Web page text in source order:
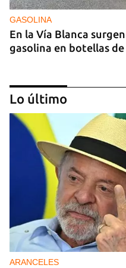
GASOLINA
En la Vía Blanca
gasolina en botellas
DONACIONES
China entrega otros
para zonas rurales de
Lo último
ARANCELES